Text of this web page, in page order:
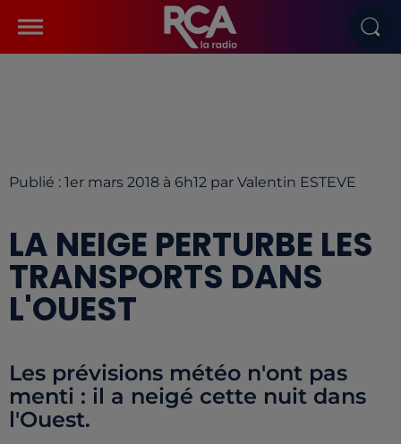
Publié : 1er mars 2018 à 6h12 par Valentin ESTEVE
LA NEIGE PERTURBE LES
TRANSPORTS DANS
L'OUEST
Les prévisions météo n'ont pas
menti : il a neigé cette nuit dans
l'Ouest.